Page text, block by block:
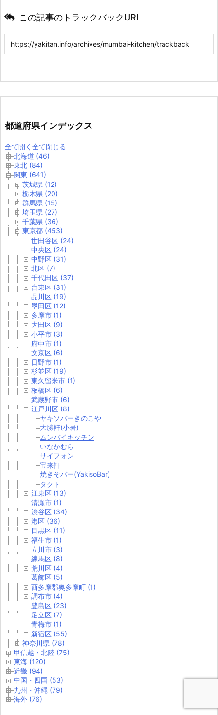
この記事のトラックバックURL
都道府県インデックス
全て開く 全て閉じる
北海道 (46)
東北 (84)
関東 (641)
茨城県 (12)
栃木県 (20)
群馬県 (15)
埼玉県 (27)
千葉県 (36)
東京都 (453)
世田谷区 (24)
中央区 (24)
中野区 (31)
北区 (7)
千代田区 (37)
台東区 (31)
品川区 (19)
墨田区 (12)
多摩市 (1)
大田区 (9)
小平市 (3)
府中市 (1)
文京区 (6)
日野市 (1)
杉並区 (19)
東久留米市 (1)
板橋区 (6)
武蔵野市 (6)
江戸川区 (8)
ヤキソバーきのこや
大勝軒(小岩)
ムンバイキッチン
いなかむら
サイフォン
宝来軒
焼きそバー(YakisoBar)
タクト
江東区 (13)
清瀬市 (1)
渋谷区 (34)
港区 (36)
目黒区 (11)
福生市 (1)
立川市 (3)
練馬区 (8)
荒川区 (4)
葛飾区 (5)
西多摩郡奥多摩町 (1)
調布市 (4)
豊島区 (23)
足立区 (7)
青梅市 (1)
新宿区 (55)
神奈川県 (78)
甲信越・北陸 (75)
東海 (120)
近畿 (94)
中国・四国 (53)
九州・沖縄 (79)
海外 (76)